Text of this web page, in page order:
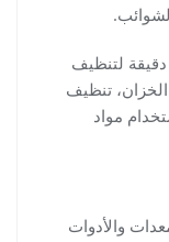
لتنظيف
تنظيف
مواد
والأدوات